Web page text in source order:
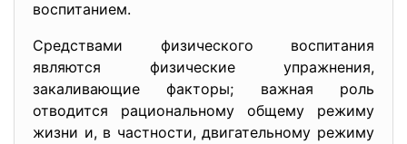
воспитанием.
Средствами физического воспитания
являются физические упражнения,
закаливающие факторы; важная роль
отводится рациональному общему режиму
жизни и, в частности, двигательному режиму